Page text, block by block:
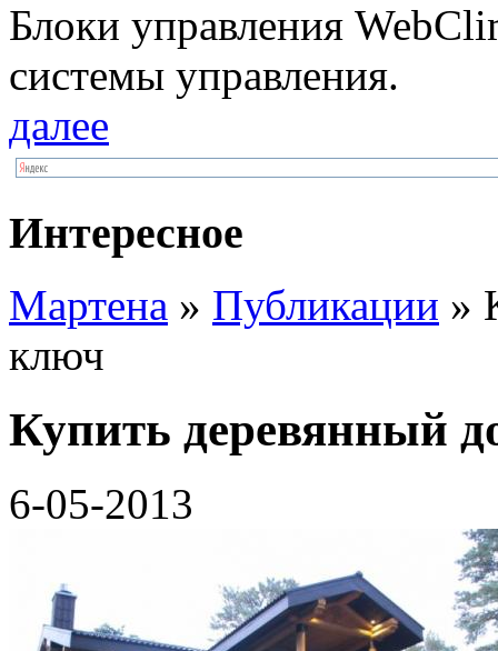
Блоки упрaвлeния
системы управления.
далее
Интересное
Мартена » Публикации »
ключ
Купить деревянный
6-05-2013